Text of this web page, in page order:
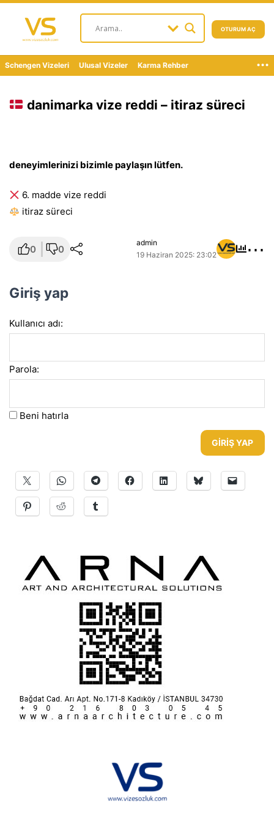
OTURUM AÇ
Schengen Vizeleri Ulusal Vizeler Karma Rehber ...
danimarka vize reddi – itiraz süreci
deneyimlerinizi bizimle paylaşın lütfen.
6. madde vize reddi
i̇tiraz süreci
0 0
admin
19 Haziran 2025: 23:02
⋯
Giriş yap
Kullanıcı adı:
Parola:
Beni hatırla
GIRIŞ YAP